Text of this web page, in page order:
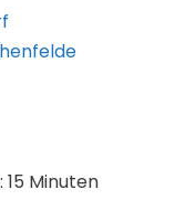
15 Minuten